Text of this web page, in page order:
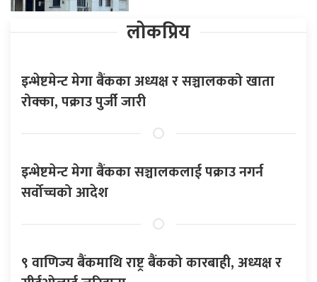
लोकप्रिय
इन्भेष्टमेन्ट मेगा बैंकका अध्यक्ष र सञ्चालकको खाता
रोक्का, पक्राउ पुर्जी जारी
इन्भेष्टमेन्ट मेगा बैंकका सञ्चालकलाई पक्राउ नगर्न
सर्वोच्चको आदेश
९ वाणिज्य बैंकमाथि राष्ट्र बैंकको कारबाही, अध्यक्ष र